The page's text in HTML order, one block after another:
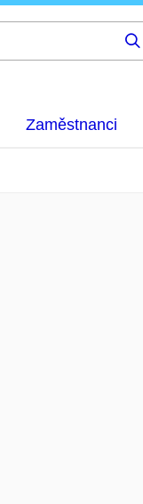
Zaměstnanci